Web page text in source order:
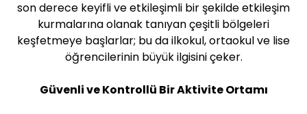
son derece keyifli ve etkileşimli bir şekilde etkileşim
kurmalarına olanak tanıyan çeşitli bölgeleri
keşfetmeye başlarlar; bu da ilkokul, ortaokul ve lise
öğrencilerinin büyük ilgisini çeker.
Güvenli ve Kontrollü Bir Aktivite Ortamı